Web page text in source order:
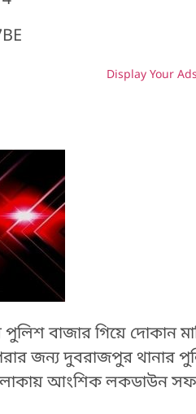
Display Your
পুলিশ বাজার গিয়ে দোকান
জন্য দুবরাজপুর থানার
আংশিক লকডাউন